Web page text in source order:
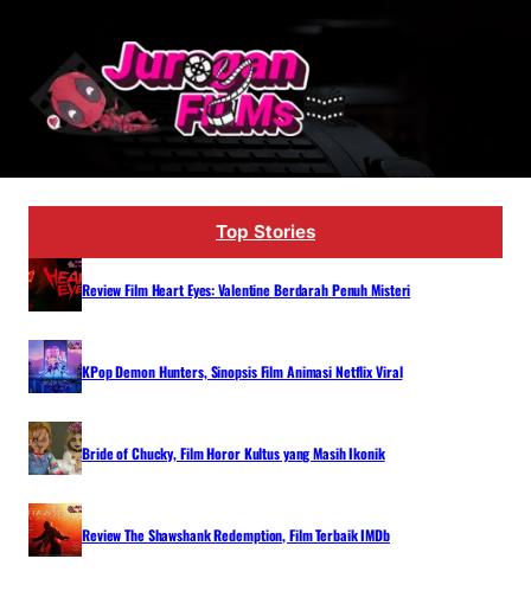
konten
Top Stories
Review Film Heart Eyes: Valentine Berdarah Penuh Misteri
KPop Demon Hunters, Sinopsis Film Animasi Netflix Viral
Bride of Chucky, Film Horor Kultus yang Masih Ikonik
Review The Shawshank Redemption, Film Terbaik IMDb